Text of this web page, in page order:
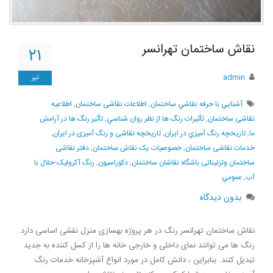
۲۱
تیر
نقاش ساختمان تهرانسر
admin
آشنايي با حرفه نقاشي ساختمان, اطلاعات نقاشی ساختمان, اطلاعیه
نقاشی ساختمان,تأثيرات رنگ ها از نظر روان شناسي,تأثیر رنگ ها در آرامش
ما,تاريخچه رنگ آميزي در ايران,تاریخچه نقاشی و رنگ آمیزی در ایران,
خدمات نقاشی ساختمان,خصوصیات یک نقاش ساختمان,دفتر نقاشی
ساختمان وتزئیناتی باشگاه نقاشان ساختمان,دكوراسيون, رنگ آکرولیک-حلال با
آب,عمومي
بدون دیدگاه
نقاش ساختمان تهرانسر رنگ در هر پروژه بهسازی منزل نقشی اساسی دارد.
رنگ ها می توانند نمای داخلی و خارجی خانه ها را از کسل کننده به جدید
تبدیل کنند. بنابراین ، دانش کامل در مورد انواع آشپزخانه خدمات رنگ